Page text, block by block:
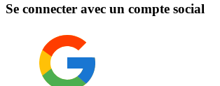
Se connecter avec un compte social